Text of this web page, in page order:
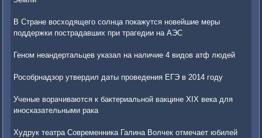
В Стране восходящего солнца покажутся новейшие меры
поддержки пострадавших при трагедии на АЭС
Геном неандертальцев указал на наличие 4 видов атф людей
Рособрнадзор утвердил даты проведения ЕГЭ в 2014 году
Ученые ворачиваются к бактериальной вакцине XIX века для
иносказательными рака
Худрук театра Современника Галина Волчек отмечает юбилей